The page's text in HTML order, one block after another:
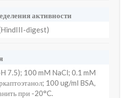
активности
digest)
7.5); 100 mM NaCl; 0.1 mM
100 ug/ml BSA,
при -20°C.